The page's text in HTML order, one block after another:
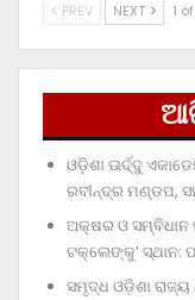
PREV NEXT 1
ଓଡ଼ିଶା ଊର୍ଦ୍ଦୁ
ରବୀନ୍ଦ୍ର ମଣ୍ଡପ,
ଅକ୍ଷର ଓ ସମ୍ବିଧାନ
ଟକ୍‌ଲେଙ୍କୁ’ ସ୍ଥାନ:
ସମୃଦ୍ଧ ଓଡ଼ିଶା